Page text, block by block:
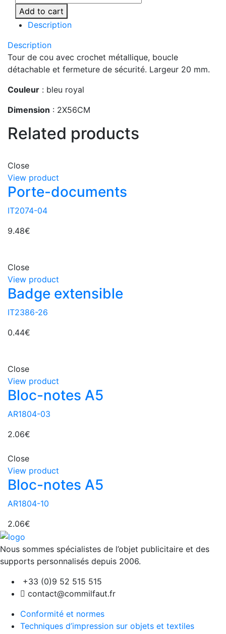
37
quantity
Add to cart
Description
Description
Tour de cou avec crochet métallique, boucle
détachable et fermeture de sécurité. Largeur 20 mm.
Couleur : bleu royal
Dimension : 2X56CM
Related products
Close
View product
Porte-documents
IT2074-04
9.48€
Close
View product
Badge extensible
IT2386-26
0.44€
Close
View product
Bloc-notes A5
AR1804-03
2.06€
Close
View product
Bloc-notes A5
AR1804-10
2.06€
Nous sommes spécialistes de l’objet publicitaire et des
supports personnalisés depuis 2006.
+33 (0)9 52 515 515
contact@commilfaut.fr
Conformité et normes
Techniques d’impression sur objets et textiles